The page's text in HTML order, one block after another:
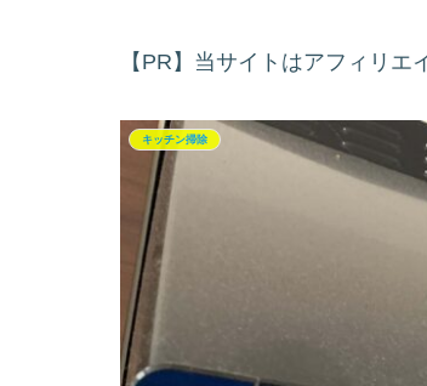
【PR】当サイトはアフィリ
キッチン掃除